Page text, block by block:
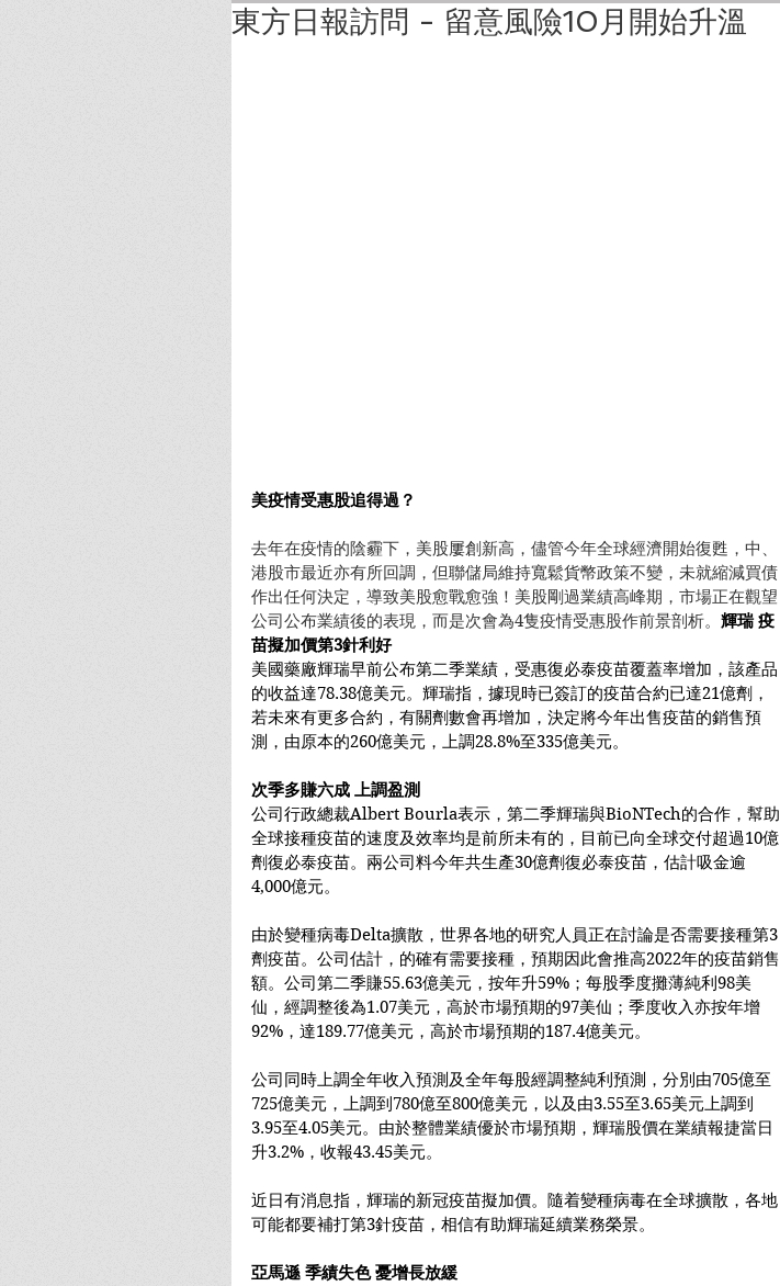
東方日報訪問 - 留意風險10月開始升溫
美疫情受惠股追得過？
去年在疫情的陰霾下，美股屢創新高，儘管今年全球經濟開始復甦，中、
港股市最近亦有所回調，但聯儲局維持寬鬆貨幣政策不變，未就縮減買債
作出任何決定，導致美股愈戰愈強！美股剛過業績高峰期，市場正在觀望
公司公布業績後的表現，而是次會為4隻疫情受惠股作前景剖析。 輝瑞 疫
苗擬加價第3針利好
美國藥廠輝瑞早前公布第二季業績，受惠復必泰疫苗覆蓋率增加，該產品
的收益達78.38億美元。輝瑞指，據現時已簽訂的疫苗合約已達21億劑，
若未來有更多合約，有關劑數會再增加，決定將今年出售疫苗的銷售預
測，由原本的260億美元，上調28.8%至335億美元。
次季多賺六成 上調盈測
公司行政總裁Albert Bourla表示，第二季輝瑞與BioNTech的合作，幫助
全球接種疫苗的速度及效率均是前所未有的，目前已向全球交付超過10億
劑復必泰疫苗。兩公司料今年共生產30億劑復必泰疫苗，估計吸金逾
4,000億元。
由於變種病毒Delta擴散，世界各地的研究人員正在討論是否需要接種第3
劑疫苗。公司估計，的確有需要接種，預期因此會推高2022年的疫苗銷售
額。公司第二季賺55.63億美元，按年升59%；每股季度攤薄純利98美
仙，經調整後為1.07美元，高於市場預期的97美仙；季度收入亦按年增
92%，達189.77億美元，高於市場預期的187.4億美元。
公司同時上調全年收入預測及全年每股經調整純利預測，分別由705億至
725億美元，上調到780億至800億美元，以及由3.55至3.65美元上調到
3.95至4.05美元。由於整體業績優於市場預期，輝瑞股價在業績報捷當日
升3.2%，收報43.45美元。
近日有消息指，輝瑞的新冠疫苗擬加價。隨着變種病毒在全球擴散，各地
可能都要補打第3針疫苗，相信有助輝瑞延續業務榮景。
亞馬遜 季績失色 憂增長放緩